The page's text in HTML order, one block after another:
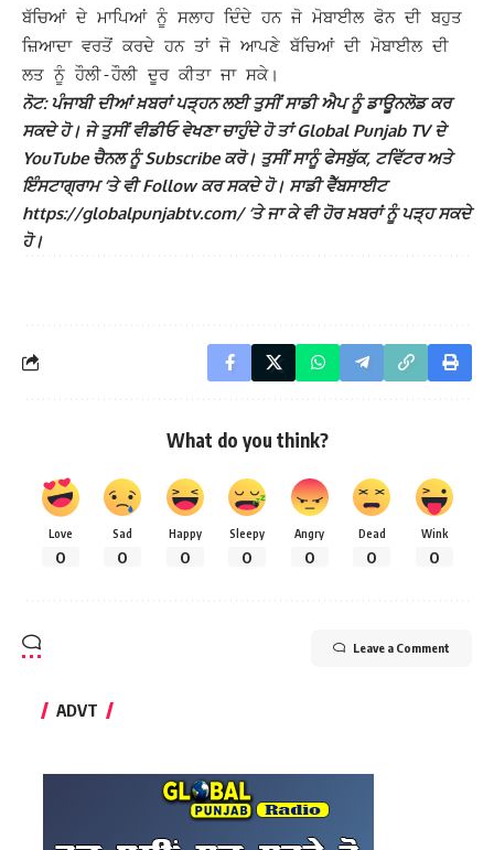
ਬੱਚਿਆਂ ਦੇ ਮਾਪਿਆਂ ਨੂੰ ਸਲਾਹ ਦਿੰਦੇ ਹਨ ਜੋ ਮੋਬਾਈਲ ਫੋਨ ਦੀ ਬਹੁਤ
ਜ਼ਿਆਦਾ ਵਰਤੋਂ ਕਰਦੇ ਹਨ ਤਾਂ ਜੋ ਆਪਣੇ ਬੱਚਿਆਂ ਦੀ ਮੋਬਾਈਲ ਦੀ
ਲਤ ਨੂੰ ਹੌਲੀ-ਹੌਲੀ ਦੂਰ ਕੀਤਾ ਜਾ ਸਕੇ।
ਨੋਟ: ਪੰਜਾਬੀ ਦੀਆਂ ਖ਼ਬਰਾਂ ਪੜ੍ਹਨ ਲਈ ਤੁਸੀਂ ਸਾਡੀ ਐਪ ਨੂੰ ਡਾਊਨਲੋਡ ਕਰ
ਸਕਦੇ ਹੋ। ਜੇ ਤੁਸੀਂ ਵੀਡੀਓ ਵੇਖਣਾ ਚਾਹੁੰਦੇ ਹੋ ਤਾਂ Global Punjab TV ਦੇ
YouTube ਚੈਨਲ ਨੂੰ Subscribe ਕਰੋ। ਤੁਸੀਂ ਸਾਨੂੰ ਫੇਸਬੁੱਕ, ਟਵਿੱਟਰ ਅਤੇ
ਇੰਸਟਾਗ੍ਰਾਮ ‘ਤੇ ਵੀ Follow ਕਰ ਸਕਦੇ ਹੋ। ਸਾਡੀ ਵੈੱਬਸਾਈਟ
https://globalpunjabtv.com/ ‘ਤੇ ਜਾ ਕੇ ਵੀ ਹੋਰ ਖ਼ਬਰਾਂ ਨੂੰ ਪੜ੍ਹ ਸਕਦੇ
ਹੋ।
What do you think?
Love
0
Sad
0
Happy
0
Sleepy
0
Angry
0
Dead
0
Wink
0
Leave a Comment
ADVT